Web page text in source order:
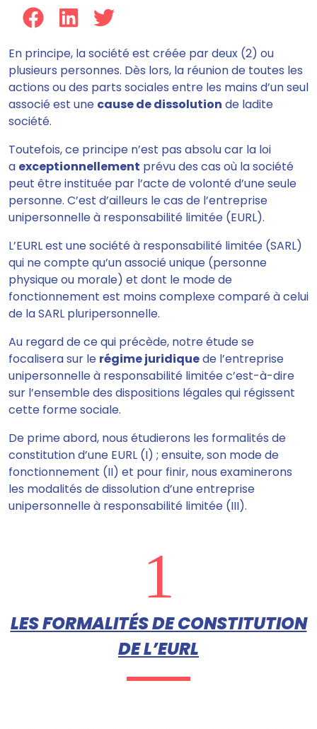
En principe, la sociétéest créée par deux (2) ou
plusieurs personnes. Dès lors, la réunion de toutes les
actions ou des parts sociales entre les mains d’un seul
associé est une cause de dissolution de ladite
société.
Toutefois, ce principe n’est pas absolu car la loi
a exceptionnellement prévu des cas où la société
peut être instituée par l’acte de volonté d’une seule
personne. C’est d’ailleurs le cas de l’entreprise
unipersonnelle à responsabilité limitée (EURL).
L’EURL est une société à responsabilité limitée (SARL)
qui ne compte qu’un associé unique (personne
physique ou morale) et dont le mode de
fonctionnement est moins complexe comparé à celui
de la SARL pluripersonnelle.
Au regard de ce qui précède, notre étude se
focalisera sur le régime juridiquede l’entreprise
unipersonnelle à responsabilité limitéec’est-à-dire
sur l’ensemble des dispositions légales qui régissent
cette forme sociale.
De prime abord, nous étudierons les formalités de
constitution d’une EURL (I) ; ensuite, son mode de
fonctionnement (II) et pour finir, nous examinerons
les modalités de dissolution d’une entreprise
unipersonnelle à responsabilité limitée (III).
1
LES FORMALITÉS DE CONSTITUTION
DE L’EURL